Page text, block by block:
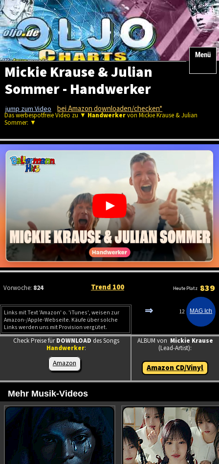
Menü
Mickie Krause & Julian
Sommer - Handwerker
jump zum Video bei Amazon downloaden/checken*
Das werbespotfreie Video zu ▼ Handwerkervon Mickie Krause & Julian
Sommer: ▼
Vorwoche: 824 Trend 100 Heute Platz 839
Links mit Text 'Amazon' o. 'iTunes', weisen zur
Amazon-/Apple-Webseite. Käufe über solche
Links werden uns mit Provision vergütet.
⇒ 12
Check Preise fürDOWNLOAD des Songs
Handwerker:
Amazon
ALBUM von Mickie Krause
(Lead-Artist):
Amazon CD/Vinyl
Mehr Musik-Videos